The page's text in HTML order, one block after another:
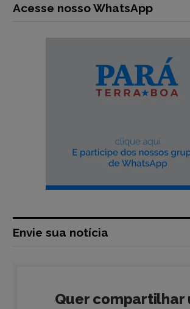
Acesse nosso WhatsApp
Envie sua notícia
Quer compartilhar